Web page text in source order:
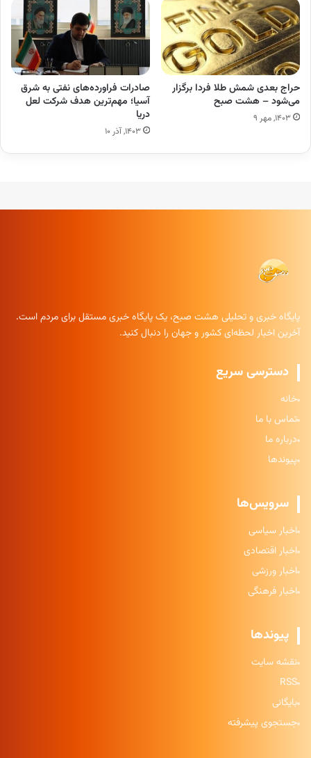
حراج بعدی شمش طلا فردا برگزار
می‌شود – هشت صبح
۱۴۰۳, مهر ۹
صادرات فراورده‌‌‌های نفتی به شرق
آسیا؛ مهم‌ترین هدف شرکت لعل
دریا
۱۴۰۳, آذر ۱۰
پایگاه خبری و تحلیلی هشت صبح، یک پایگاه خبری مستقل برای مردم است.
آخرین اخبار لحظه‌ای کشور و جهان را دنبال کنید.
دسترسی سریع
خانه
تماس با ما
درباره ما
پیوندها
سرویس‌ها
اخبار سیاسی
اخبار اقتصادی
اخبار ورزشی
اخبار فرهنگی
پیوندها
نقشه سایت
RSS
بایگانی
جستجوی پیشرفته